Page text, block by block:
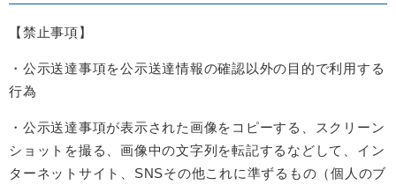
【禁止事項】
・公示送達事項を公示送達情報の確認以外の目的で利用する
行為
・公示送達事項が表示された画像をコピーする、スクリーン
ショットを撮る、画像中の文字列を転記するなどして、イン
ターネットサイト、SNSその他これに準ずるもの（個人のブ